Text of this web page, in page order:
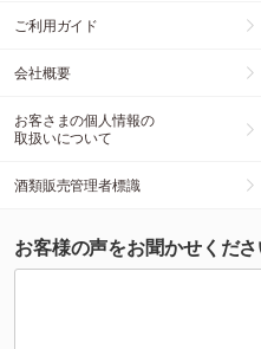
ご利用ガイド
会社概要
お客さまの個人情報の
取扱いについて
酒類販売管理者標識
お客様の声をお聞かせくだ